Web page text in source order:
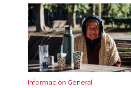
Información General